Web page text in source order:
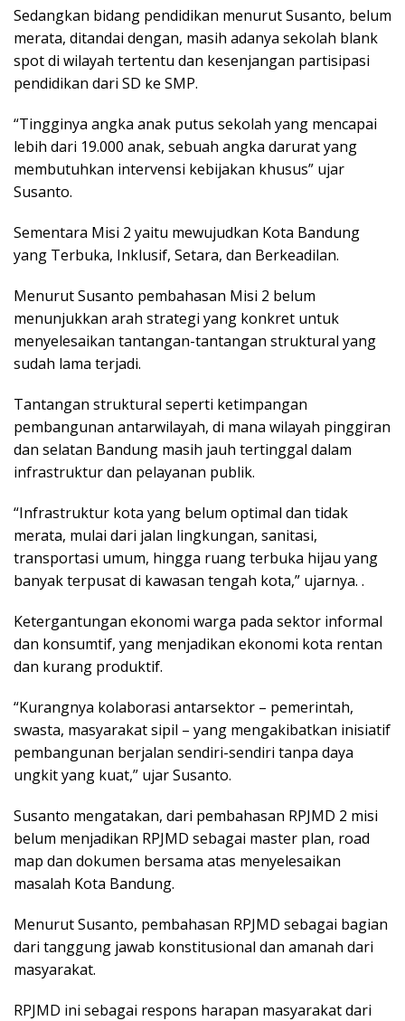
Sedangkan bidang pendidikan menurut Susanto, belum
merata, ditandai dengan, masih adanya sekolah blank
spot di wilayah tertentu dan kesenjangan partisipasi
pendidikan dari SD ke SMP.
“Tingginya angka anak putus sekolah yang mencapai
lebih dari 19.000 anak, sebuah angka darurat yang
membutuhkan intervensi kebijakan khusus” ujar
Susanto.
Sementara Misi 2 yaitu mewujudkan Kota Bandung
yang Terbuka, Inklusif, Setara, dan Berkeadilan.
Menurut Susanto pembahasan Misi 2 belum
menunjukkan arah strategi yang konkret untuk
menyelesaikan tantangan-tantangan struktural yang
sudah lama terjadi.
Tantangan struktural seperti ketimpangan
pembangunan antarwilayah, di mana wilayah pinggiran
dan selatan Bandung masih jauh tertinggal dalam
infrastruktur dan pelayanan publik.
“Infrastruktur kota yang belum optimal dan tidak
merata, mulai dari jalan lingkungan, sanitasi,
transportasi umum, hingga ruang terbuka hijau yang
banyak terpusat di kawasan tengah kota,” ujarnya. .
Ketergantungan ekonomi warga pada sektor informal
dan konsumtif, yang menjadikan ekonomi kota rentan
dan kurang produktif.
“Kurangnya kolaborasi antarsektor – pemerintah,
swasta, masyarakat sipil – yang mengakibatkan inisiatif
pembangunan berjalan sendiri-sendiri tanpa daya
ungkit yang kuat,” ujar Susanto.
Susanto mengatakan, dari pembahasan RPJMD 2 misi
belum menjadikan RPJMD sebagai master plan, road
map dan dokumen bersama atas menyelesaikan
masalah Kota Bandung.
Menurut Susanto, pembahasan RPJMD sebagai bagian
dari tanggung jawab konstitusional dan amanah dari
masyarakat.
RPJMD ini sebagai respons harapan masyarakat dari